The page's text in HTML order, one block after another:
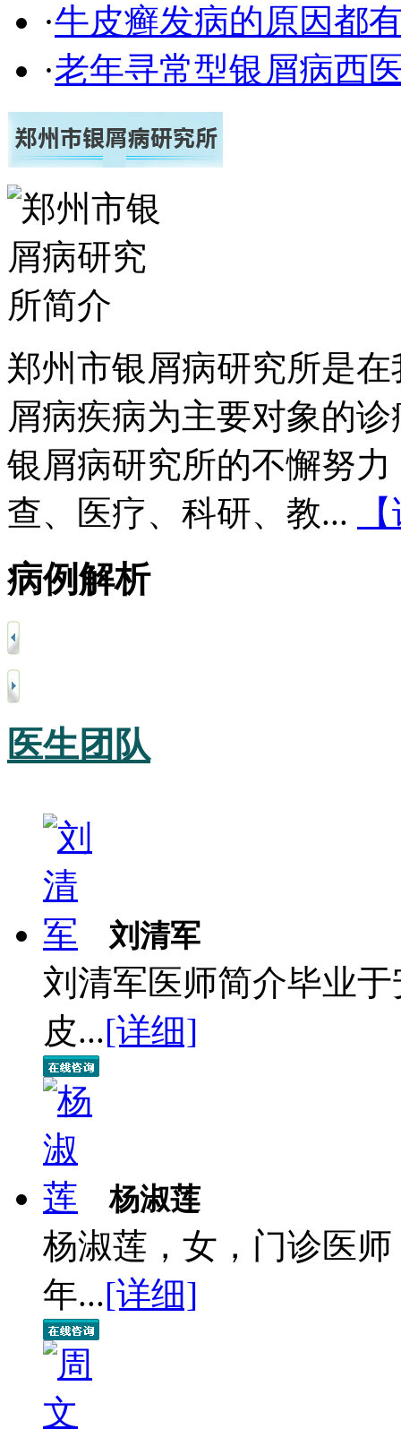
·牛皮癣发病的原因都
·老年寻常型银屑病西
郑州市银屑病研究所是
屑病疾病为主要对象的
银屑病研究所的不懈努
查、医疗、科研、教...
病例解析
医生团队
刘清军
刘清军医师简介毕业
皮...[详细]
杨淑莲
杨淑莲，女，门诊医
年...[详细]